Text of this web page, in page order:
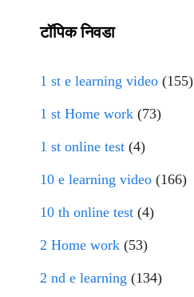
टॉपिक निवडा
1 st e learning video (155)
1 st Home work (73)
1 st online test (4)
10 e learning video (166)
10 th online test (4)
2 Home work (53)
2 nd e learning (134)